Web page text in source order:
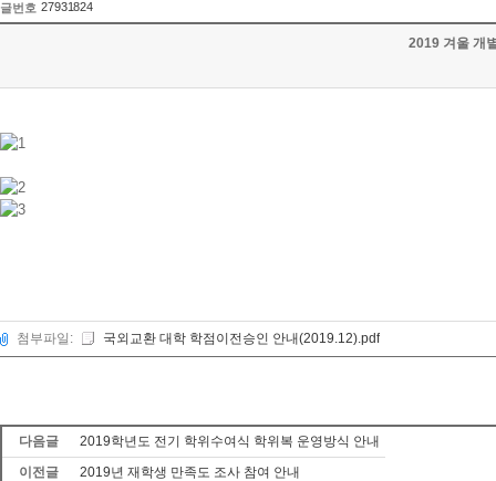
글번호 27931824
2019 겨울 개
첨부파일: 국외교환 대학 학점이전승인 안내(2019.12).pdf
다음글
2019학년도 전기 학위수여식 학위복 운영방식 안내
이전글
2019년 재학생 만족도 조사 참여 안내